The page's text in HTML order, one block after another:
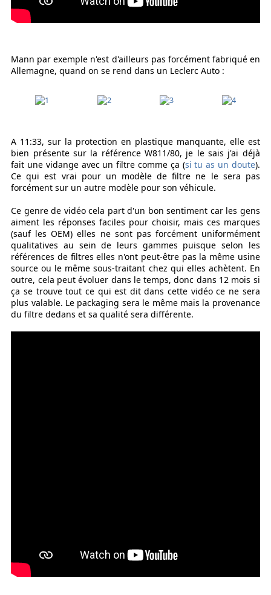
Mann par exemple n'est d'ailleurs pas forcément fabriqué en
Allemagne, quand on se rend dans un Leclerc Auto :
A 11:33, sur la protection en plastique manquante, elle est
bien présente sur la référence W811/80, je le sais j'ai déjà
fait une vidange avec un filtre comme ça (si tu as un doute).
Ce qui est vrai pour un modèle de filtre ne le sera pas
forcément sur un autre modèle pour son véhicule.
Ce genre de vidéo cela part d'un bon sentiment car les gens
aiment les réponses faciles pour choisir, mais ces marques
(sauf les OEM) elles ne sont pas forcément uniformément
qualitatives au sein de leurs gammes puisque selon les
références de filtres elles n'ont peut-être pas la même usine
source ou le même sous-traitant chez qui elles achètent. En
outre, cela peut évoluer dans le temps, donc dans 12 mois si
ça se trouve tout ce qui est dit dans cette vidéo ce ne sera
plus valable. Le packaging sera le même mais la provenance
du filtre dedans et sa qualité sera différente.